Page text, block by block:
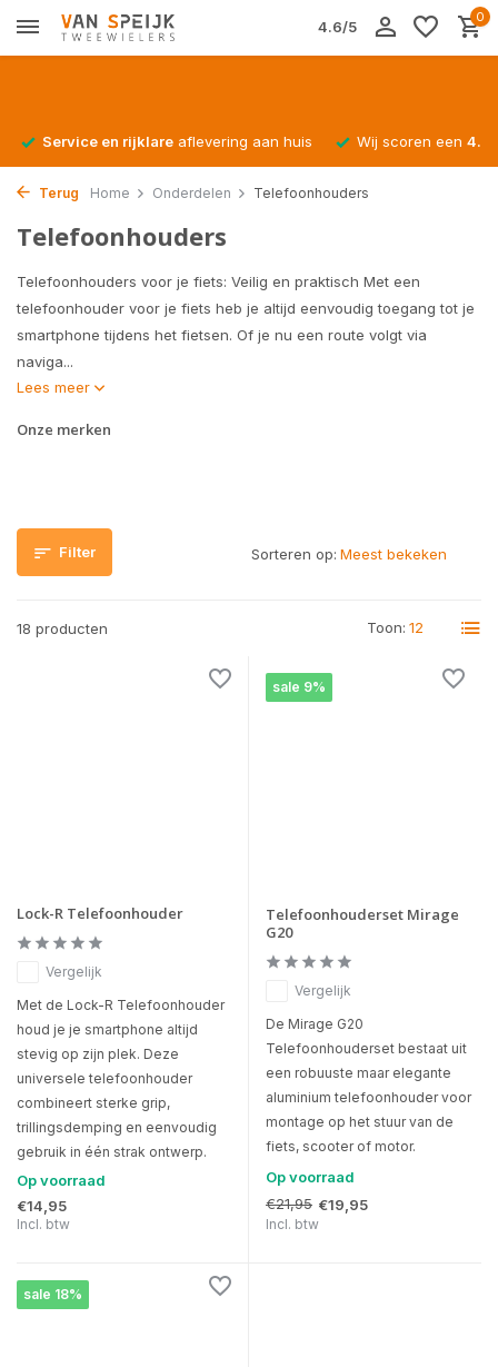
4.6/5
0
Service en rijklare aflevering aan huis Wij scoren een
Terug Home Onderdelen Telefoonhouders
Telefoonhouders
Telefoonhouders voor je fiets: Veilig en praktisch Met een
telefoonhouder voor je fiets heb je altijd eenvoudig toegang tot je
smartphone tijdens het fietsen. Of je nu een route volgt via
naviga...
Lees meer
Onze merken
Filter
18 producten Toon:
Sorteren op:
Lock-R Telefoonhouder
Vergelijk
Met de Lock-R Telefoonhouder
houd je je smartphone altijd
stevig op zijn plek. Deze
universele telefoonhouder
combineert sterke grip,
trillingsdemping en eenvoudig
gebruik in één strak ontwerp.
Op voorraad
€14,95
Incl. btw
sale 9%
Telefoonhouderset Mirage
G20
Vergelijk
De Mirage G20
Telefoonhouderset bestaat uit
een robuuste maar elegante
aluminium telefoonhouder voor
montage op het stuur van de
fiets, scooter of motor.
Op voorraad
€21,95 €19,95
Incl. btw
sale 18%